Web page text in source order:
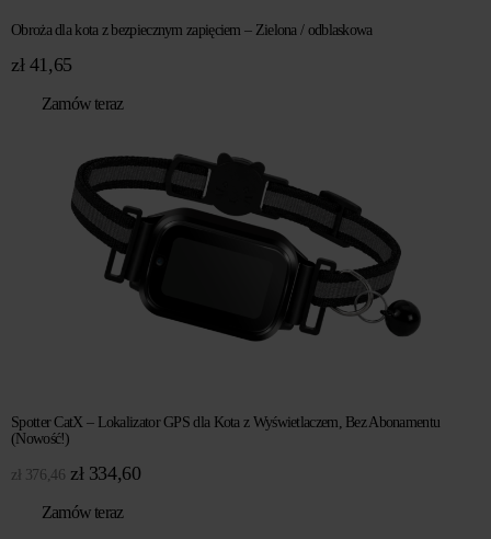
Obroża dla kota z bezpiecznym zapięciem – Zielona / odblaskowa
zł41,65
Zamów teraz
Spotter CatX – Lokalizator GPS dla Kota z Wyświetlaczem, Bez Abonamentu
(Nowość!)
zł 376,46 Pierwotna
wynosiła:
zł334,60Aktualna
Zamów teraz